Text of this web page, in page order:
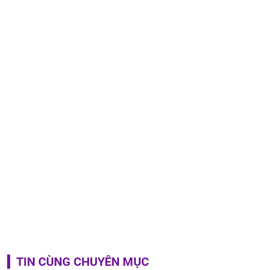
TIN CÙNG CHUYÊN MỤC